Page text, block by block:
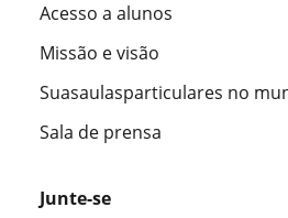
Acesso a alunos
Missão e visão
Suasaulasparticulares no
Sala de prensa
Junte-se